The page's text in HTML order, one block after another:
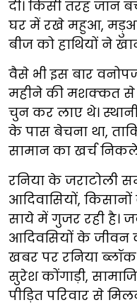
दी। किसी तरह जान
घर में रखे महुआ,
बीज को हाथियों ने
वैसे भी इस बार
महीने की मशक्कत
चुन कर लाए थे।
के पास बेचना था,
सामान का खर्च
रनिया के जराटोली
आदिवासियों,
साये में गुजर रही है।
आदिवसियों के जीवन
खबर पर रनिया
सुरेश कोंगाड़ी,
पीड़ित परिवार से